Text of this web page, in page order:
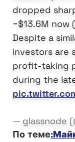
dropped
~$13.6M now
Despite a
investors are
profit-taking
during the
— glassnode
По теме